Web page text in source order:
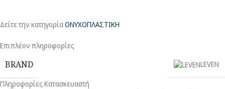
Δείτε την κατηγορίαΟΝΥΧΟΠΛΑΣΤΙΚΗ
Επιπλέον πληροφορίες
BRAND LEVEN
Πληροφορίες Κατασκευαστή